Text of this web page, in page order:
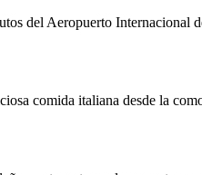
del Aeropuerto Internacional
comida italiana desde la